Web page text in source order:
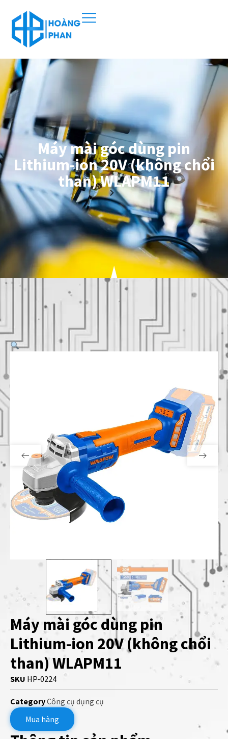
Máy mài góc dùng pin
Lithium-ion 20V (không chổi
than) WLAPM11
Máy mài góc dùng pin
Lithium-ion 20V (không chổi
than) WLAPM11
SKU HP-0224
CategoryCông cụ dụng cụ
Mua hàng